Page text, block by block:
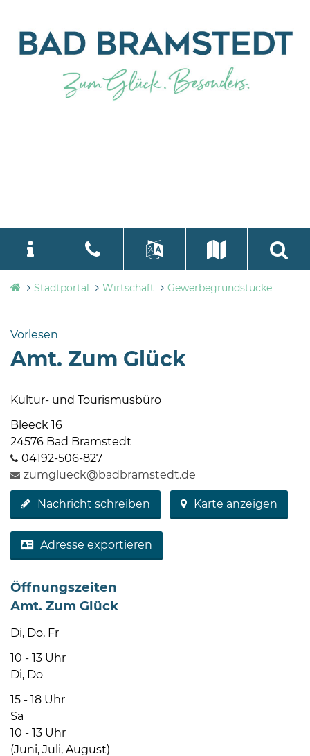
Stadtverwaltung
Bramstedt
19
Bramstedt
04192-
506-
zentrale@badbramstedt.de
Mo,
Fr
Uhr
Do
08
language
Select Language
Stadtportal Wirtschaft Gewerbegrundstücke
Vorlesen
Amt. Zum Glück
Kultur- und Tourismusbüro
Bleeck 16
24576 Bad Bramstedt
04192-506-827
zumglueck@badbramstedt.de
Nachricht schreiben Karte anzeigen
Adresse exportieren
Öffnungszeiten
Amt. Zum Glück
Di, Do, Fr
10 - 13 Uhr
Di, Do
15 - 18 Uhr
Sa
10 - 13 Uhr
(Juni, Juli, August)